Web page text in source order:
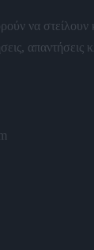
να στείλουν
απαντήσεις